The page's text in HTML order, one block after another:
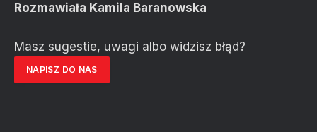
Rozmawiała Kamila Baranowska
Masz sugestie, uwagi albo widzisz błąd?
NAPISZ DO NAS